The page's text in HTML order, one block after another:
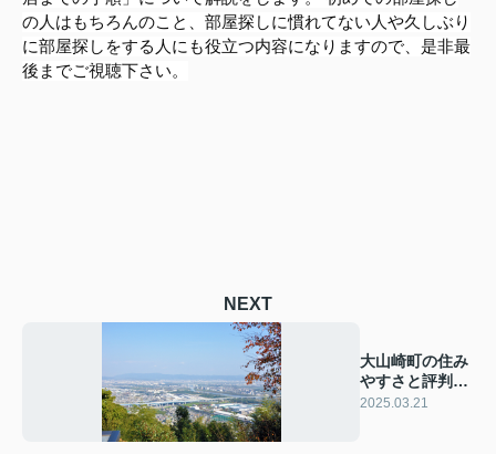
の人はもちろんのこと、部屋探しに慣れてない人や久しぶり
に部屋探しをする人にも役立つ内容になりますので、是非最
後までご視聴下さい。
NEXT
大山崎町の住み
やすさと評判
は？移住の魅力
2025.03.21